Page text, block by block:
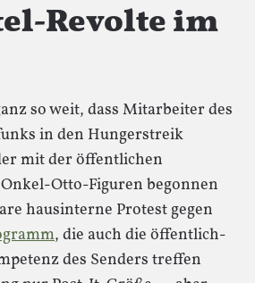
Revolte im
so weit, dass Mitarbeiter des
in den Hungerstreik
mit der öffentlichen
Otto-Figuren begonnen
hausinterne Protest gegen
, die auch die öffentlich-
des Senders treffen